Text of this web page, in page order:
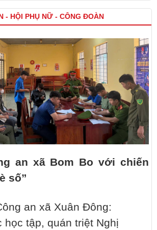
- HỘI PHỤ NỮ - CÔNG ĐOÀN
an xã Bom Bo với chiến
số”
an xã Xuân Đông:
học tập, quán triệt Nghị